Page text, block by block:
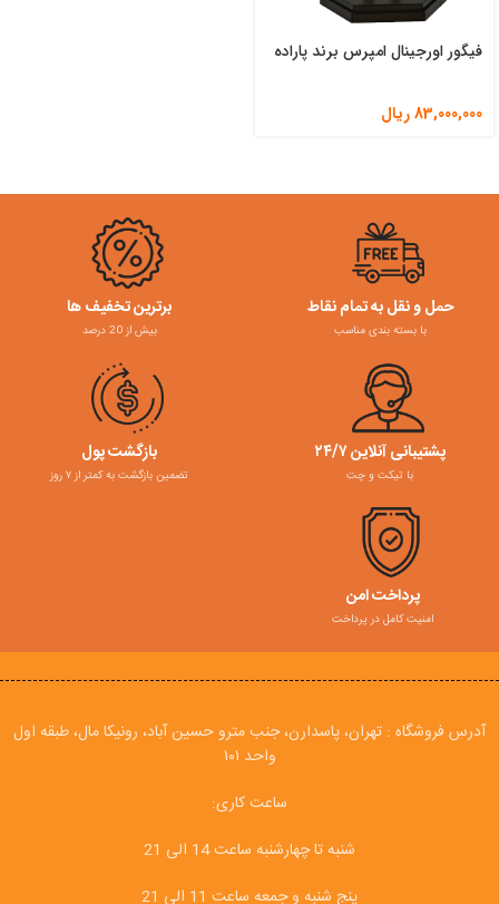
فیگور اورجینال امپرس برند پاراده
83,000,000ریال
حمل و نقل به تمام نقاط
با بسته بندی مناسب
برترین تخفیف ها
بیش از 20 درصد
پشتیبانی آنلاین ۲۴/۷
با تیکت و چت
بازگشت پول
تضمین بازگشت به کمتر از ۷ روز
پرداخت امن
امنیت کامل در پرداخت
آدرس فروشگاه : تهران، پاسدارن، جنب مترو حسین آباد، رونیکا مال، طبقه اول
واحد ۱۰۱
ساعت کاری:
شنبه تا چهارشنبه ساعت 14 الی 21
پنج شنبه و جمعه ساعت 11 الی 21